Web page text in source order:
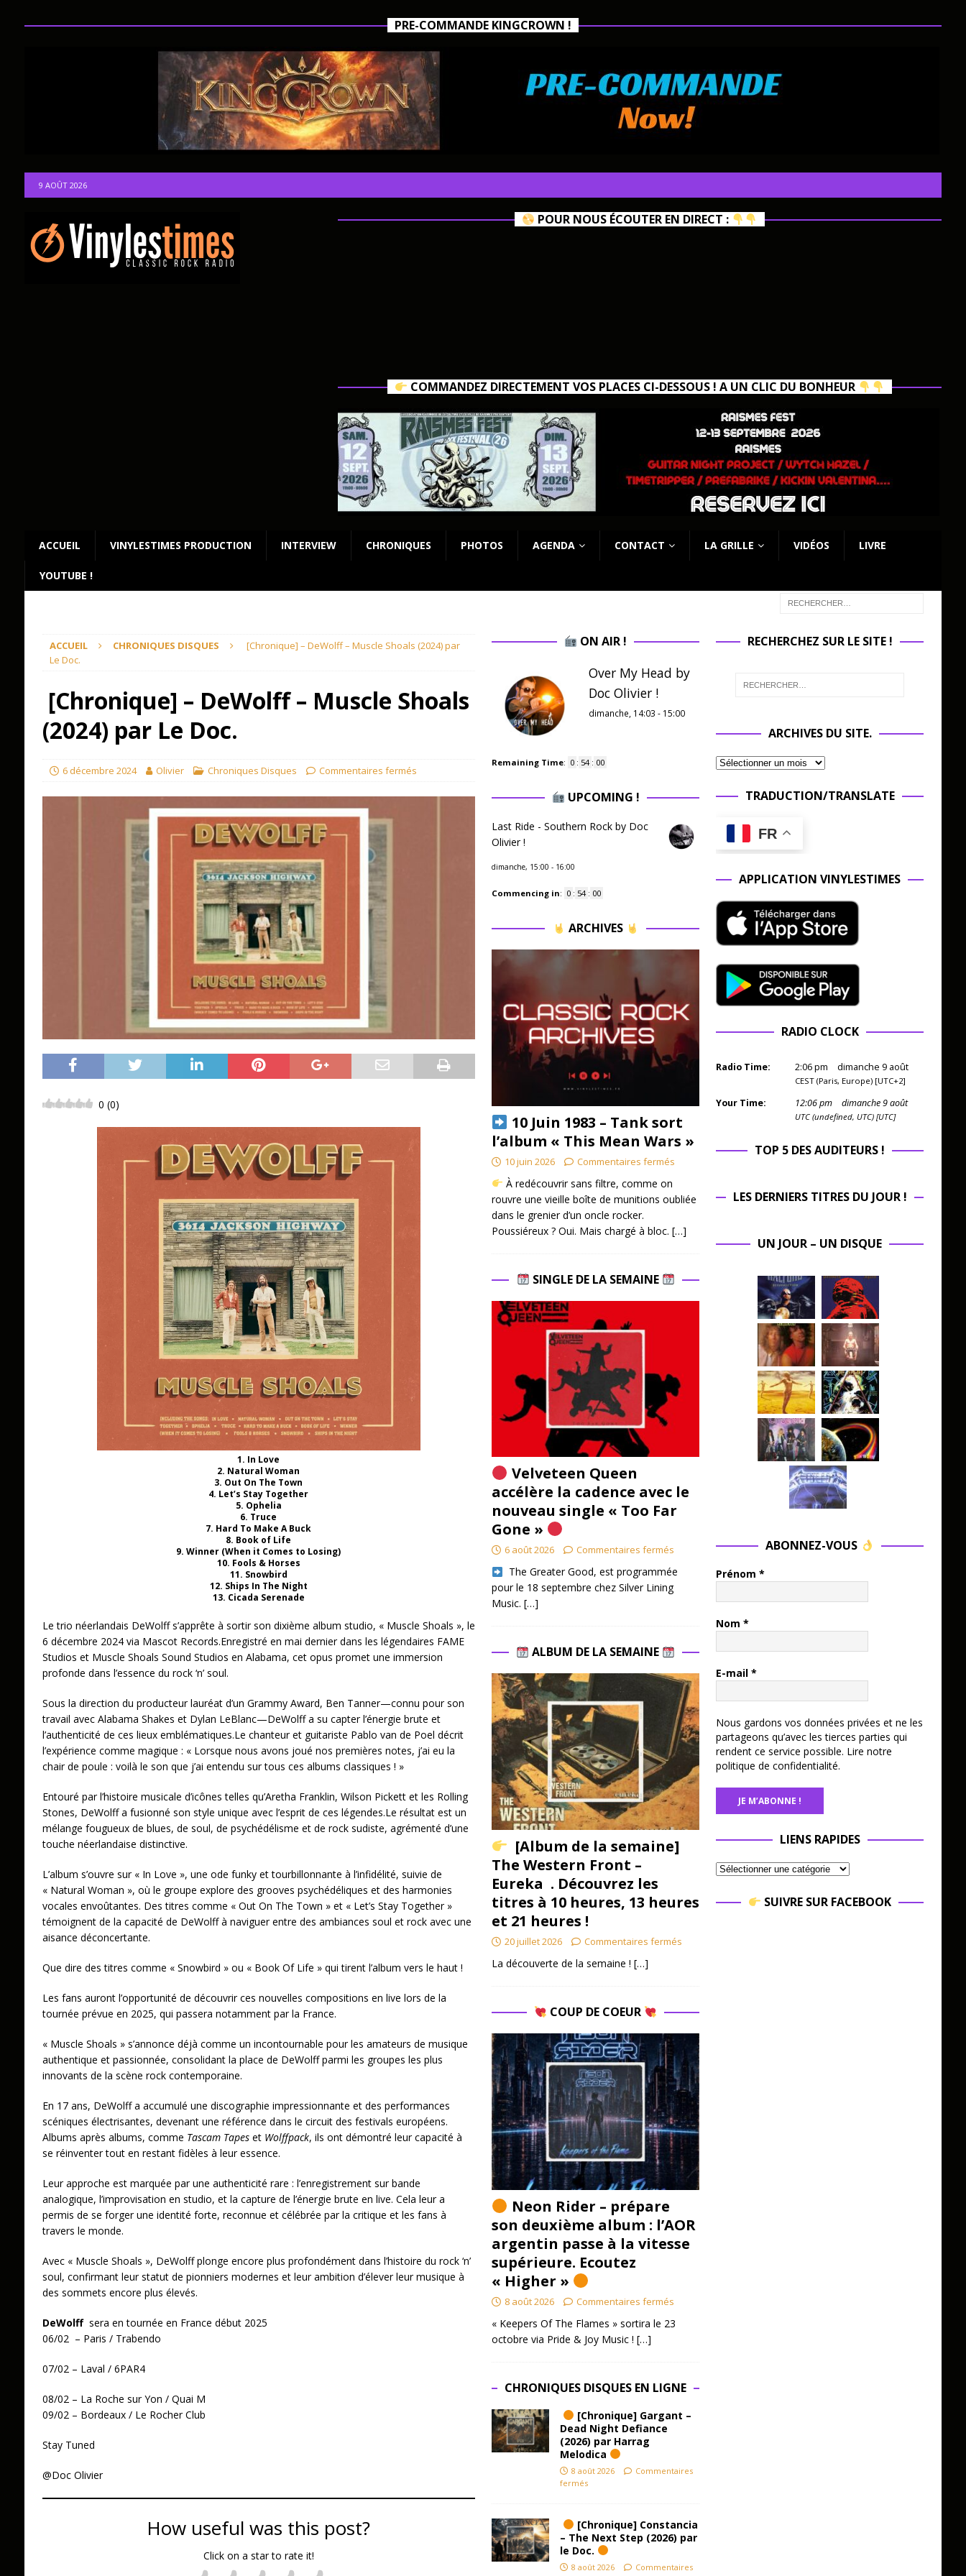
PRE-COMMANDE KINGCROWN !
9 AOÛT 2026
POUR NOUS ÉCOUTER EN DIRECT :
COMMANDEZ DIRECTEMENT VOS PLACES CI-DESSOUS ! A UN CLIC DU BONHEUR
ACCUEIL VINYLESTIMES PRODUCTION INTERVIEW CHRONIQUES PHOTOS AGENDA CONTACT LA GRILLE VIDÉOS LIVRE
YOUTUBE !
ACCUEIL CHRONIQUES DISQUES
[Chronique] – DeWolff – Muscle Shoals (2024) par
Le Doc.
[Chronique] – DeWolff – Muscle Shoals
(2024) par Le Doc.
6 décembre 2024 Olivier Chroniques Disques Commentaires fermés
0 (0)
1. In Love
2. Natural Woman
3. Out On The Town
4. Let’s Stay Together
5. Ophelia
6. Truce
7. Hard To Make A Buck
8. Book of Life
9. Winner (When it Comes to Losing)
10. Fools & Horses
11. Snowbird
12. Ships In The Night
13. Cicada Serenade
Le trio néerlandais DeWolff s’apprête à sortir son dixième album studio, « Muscle Shoals », le
6 décembre 2024 via Mascot Records.Enregistré en mai dernier dans les légendaires FAME
Studios et Muscle Shoals Sound Studios en Alabama, cet opus promet une immersion
profonde dans l’essence du rock ‘n’ soul.
Sous la direction du producteur lauréat d’un Grammy Award, Ben Tanner—connu pour son
travail avec Alabama Shakes et Dylan LeBlanc—DeWolff a su capter l’énergie brute et
l’authenticité de ces lieux emblématiques.Le chanteur et guitariste Pablo van de Poel décrit
l’expérience comme magique : « Lorsque nous avons joué nos premières notes, j’ai eu la
chair de poule : voilà le son que j’ai entendu sur tous ces albums classiques ! »
Entouré par l’histoire musicale d’icônes telles qu’Aretha Franklin, Wilson Pickett et les Rolling
Stones, DeWolff a fusionné son style unique avec l’esprit de ces légendes.Le résultat est un
mélange fougueux de blues, de soul, de psychédélisme et de rock sudiste, agrémenté d’une
touche néerlandaise distinctive.
L’album s’ouvre sur « In Love », une ode funky et tourbillonnante à l’infidélité, suivie de
« Natural Woman », où le groupe explore des grooves psychédéliques et des harmonies
vocales envoûtantes. Des titres comme « Out On The Town » et « Let’s Stay Together »
témoignent de la capacité de DeWolff à naviguer entre des ambiances soul et rock avec une
aisance déconcertante.
Que dire des titres comme « Snowbird » ou « Book Of Life » qui tirent l’album vers le haut !
Les fans auront l’opportunité de découvrir ces nouvelles compositions en live lors de la
tournée prévue en 2025, qui passera notamment par la France.
« Muscle Shoals » s’annonce déjà comme un incontournable pour les amateurs de musique
authentique et passionnée, consolidant la place de DeWolff parmi les groupes les plus
innovants de la scène rock contemporaine.
En 17 ans, DeWolff a accumulé une discographie impressionnante et des performances
scéniques électrisantes, devenant une référence dans le circuit des festivals européens.
Albums après albums, comme Tascam Tapeset Wolffpack, ils ont démontré leur capacité à
se réinventer tout en restant fidèles à leur essence.
Leur approche est marquée par une authenticité rare : l’enregistrement sur bande
analogique, l’improvisation en studio, et la capture de l’énergie brute en live. Cela leur a
permis de se forger une identité forte, reconnue et célébrée par la critique et les fans à
travers le monde.
Avec « Muscle Shoals », DeWolff plonge encore plus profondément dans l’histoire du rock ‘n’
soul, confirmant leur statut de pionniers modernes et leur ambition d’élever leur musique à
des sommets encore plus élevés.
DeWolff sera en tournée en France début 2025
06/02 – Paris / Trabendo
07/02 – Laval / 6PAR4
08/02 – La Roche sur Yon / Quai M
09/02 – Bordeaux / Le Rocher Club
Stay Tuned
@Doc Olivier
How useful was this post?
Click on a star to rate it!
ON AIR !
Over My Head by
Doc Olivier !
dimanche, 14:03 - 15:00
Remaining Time: 0 : 53 : 59
UPCOMING !
Last Ride - Southern Rock by Doc
Olivier !
dimanche, 15:00 - 16:00
Commencing in: 0 : 53 : 59
ARCHIVES
10 Juin 1983 – Tank sort
l’album « This Mean Wars »
10 juin 2026 Commentaires fermés
À redécouvrir sans filtre, comme on
rouvre une vieille boîte de munitions oubliée
dans le grenier d’un oncle rocker.
Poussiéreux ? Oui. Mais chargé à bloc. […]
SINGLE DE LA SEMAINE
Velveteen Queen
accélère la cadence avec le
nouveau single « Too Far
Gone »
6 août 2026 Commentaires fermés
​ The Greater Good, est programmée
pour le 18 septembre chez Silver Lining
Music. […]
ALBUM DE LA SEMAINE
[Album de la semaine]
The Western Front –
Eureka . Découvrez les
titres à 10 heures, 13 heures
et 21 heures !
20 juillet 2026 Commentaires fermés
La découverte de la semaine ! […]
COUP DE COEUR
Neon Rider – prépare
son deuxième album : l’AOR
argentin passe à la vitesse
supérieure. Ecoutez
« Higher »
8 août 2026 Commentaires fermés
« Keepers Of The Flames » sortira le 23
octobre via Pride & Joy Music ! […]
CHRONIQUES DISQUES EN LIGNE
[Chronique] Gargant –
Dead Night Defiance
(2026) par Harrag
Melodica
8 août 2026
Commentaires
fermés
[Chronique] Constancia
– The Next Step (2026) par
le Doc.
8 août 2026
Commentaires
RECHERCHEZ SUR LE SITE !
ARCHIVES DU SITE.
TRADUCTION/TRANSLATE
FR
APPLICATION VINYLESTIMES
RADIO CLOCK
Radio Time: 2:06pm dimanche 9 août
CEST (Paris, Europe) [UTC+2]
Your Time: 12:06pm dimanche 9 août
UTC (undefined, UTC) [UTC]
TOP 5 DES AUDITEURS !
LES DERNIERS TITRES DU JOUR !
UN JOUR – UN DISQUE
ABONNEZ-VOUS
Prénom *
Nom *
E-mail *
Nous gardons vos données privées et ne les
partageons qu’avec les tierces parties qui
rendent ce service possible. Lire notre
politique de confidentialité.
LIENS RAPIDES
SUIVRE SUR FACEBOOK